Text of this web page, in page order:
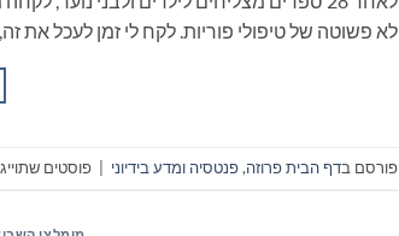
לא פשוטה של טיפולי פוריות. לקח לי זמן לעכל את
פורסם בדף הבית פרוזה,פנטסיה ומדע בידיוני פוסטים